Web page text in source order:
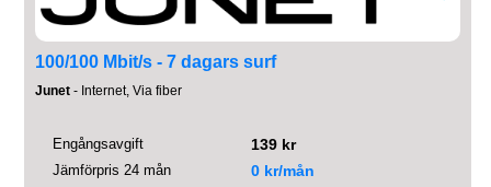
100/100 Mbit/s - 7 dagars surf
Junet - Internet, Via fiber
Engångsavgift 139 kr
Jämförpris 24 mån 0 kr/mån